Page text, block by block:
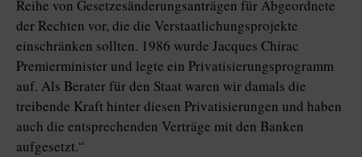
Reihe von Gesetzesänderungsanträgen für Abgeordnete
der Rechten vor, die die Verstaatlichungsprojekte
einschränken sollten. 1986 wurde Jacques Chirac
Premierminister und legte ein Privatisierungsprogramm
auf. Als Berater für den Staat waren wir damals die
treibende Kraft hinter diesen Privatisierungen und haben
auch die entsprechenden Verträge mit den Banken
aufgesetzt.“